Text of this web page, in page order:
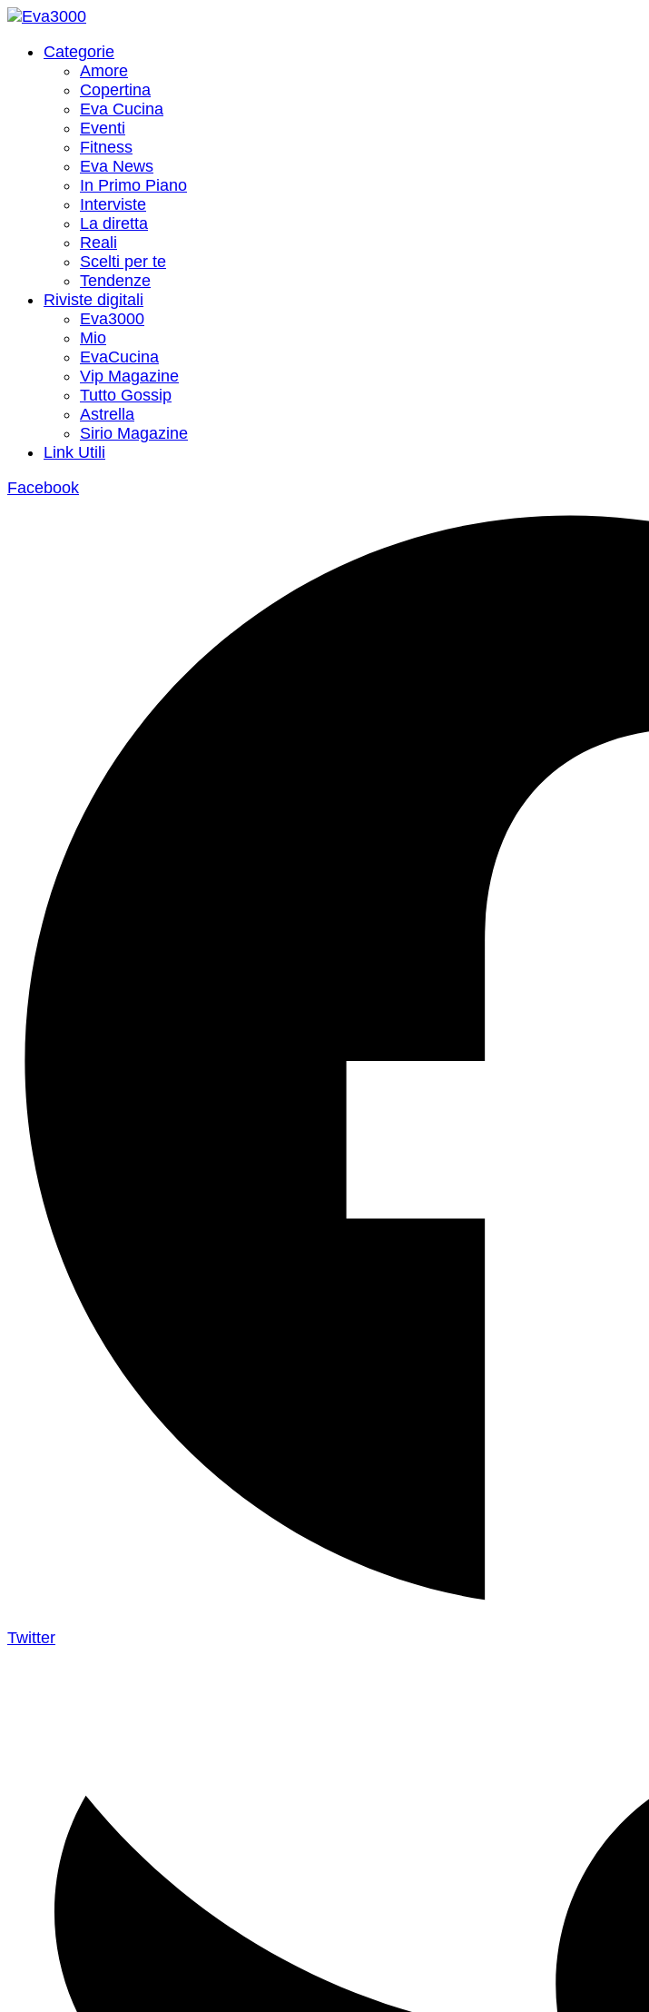
Categorie
Amore
Copertina
Eva Cucina
Eventi
Fitness
Eva News
In Primo Piano
Interviste
La diretta
Reali
Scelti per te
Tendenze
Riviste digitali
Eva3000
Mio
EvaCucina
Vip Magazine
Tutto Gossip
Astrella
Sirio Magazine
Link Utili
Facebook
Twitter